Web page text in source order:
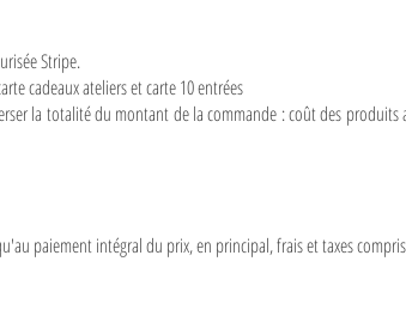
Stripe.
cadeaux ateliers et carte 10 entrées
la totalité du montant de la commande : coût des produits
paiement intégral du prix, en principal, frais et taxes